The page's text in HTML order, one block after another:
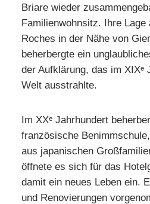
Briare wieder
Familienwohnsitz. Ihre Lage
Roches in der Nähe von
beherbergte ein
der Aufklärung, das im XIXᵉ
Welt ausstrahlte.
Im XXᵉ Jahrhundert
französische
aus japanischen
öffnete es sich für das
damit ein neues Leben ein.
und Renovierungen